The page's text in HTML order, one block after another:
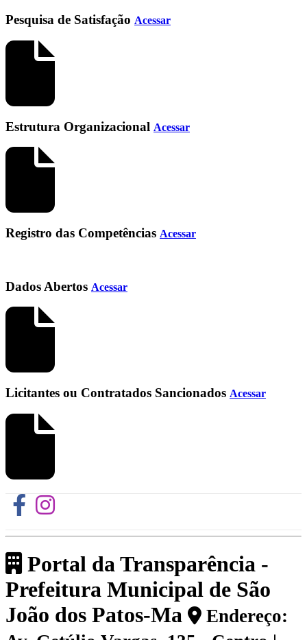
Pesquisa de Satisfação Acessar
Estrutura Organizacional Acessar
Registro das Competências Acessar
Dados Abertos Acessar
Licitantes ou Contratados Sancionados Acessar
Portal da Transparência -
Prefeitura Municipal de São
João dos Patos-Ma
Endereço: